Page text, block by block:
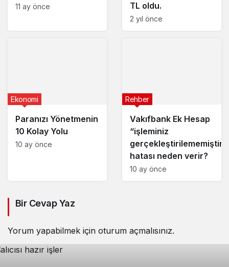
11 ay önce
TL oldu.
2 yıl önce
Paranızı Yönetmenin
10 Kolay Yolu
Ekonomi
10 ay önce
Vakıfbank Ek Hesap
“işleminiz
gerçekleştirilememiştir”
hatası neden verir?
Rehber
10 ay önce
Bir Cevap Yaz
Yorum yapabilmek için oturum açmalısınız.